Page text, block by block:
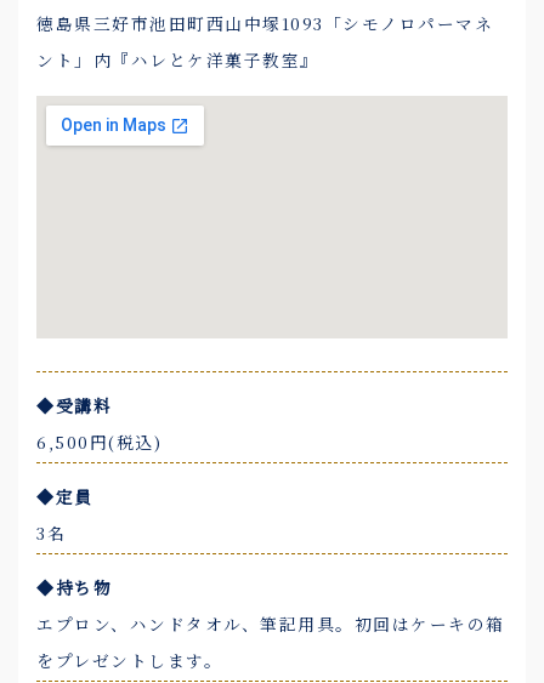
徳島県三好市池田町西山中塚1093「シモノロパーマネ
ント」内『ハレとケ洋菓子教室』
◆受講料
6,500円(税込)
◆定員
3名
◆持ち物
エプロン、ハンドタオル、筆記用具。初回はケーキの箱
をプレゼントします。